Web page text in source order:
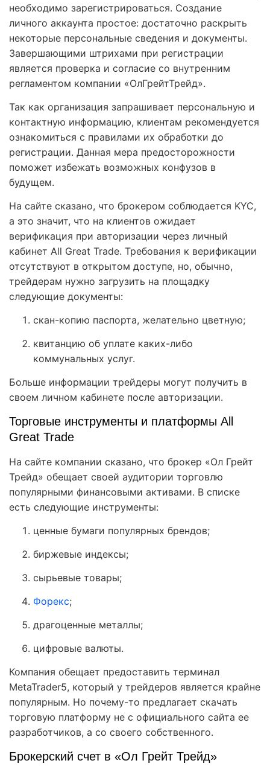
необходимо зарегистрироваться. Создание
личного аккаунта простое: достаточно раскрыть
некоторые персональные сведения и документы.
Завершающими штрихами при регистрации
является проверка и согласие со внутренним
регламентом компании «ОлГрейтТрейд».
Так как организация запрашивает персональную и
контактную информацию, клиентам рекомендуется
ознакомиться с правилами их обработки до
регистрации. Данная мера предосторожности
поможет избежать возможных конфузов в
будущем.
На сайте сказано, что брокером соблюдается KYC,
а это значит, что на клиентов ожидает
верификация при авторизации через личный
кабинет All Great Trade. Требования к верификации
отсутствуют в открытом доступе, но, обычно,
трейдерам нужно загрузить на площадку
следующие документы:
скан-копию паспорта, желательно цветную;
квитанцию об уплате каких-либо
коммунальных услуг.
Больше информации трейдеры могут получить в
своем личном кабинете после авторизации.
Торговые инструменты и платформы All
Great Trade
На сайте компании сказано, что брокер «Ол Грейт
Трейд» обещает своей аудитории торговлю
популярными финансовыми активами. В списке
есть следующие инструменты:
ценные бумаги популярных брендов;
биржевые индексы;
сырьевые товары;
Форекс;
драгоценные металлы;
цифровые валюты.
Компания обещает предоставить терминал
MetaTrader5, который у трейдеров является крайне
популярным. Но почему-то предлагает скачать
торговую платформу не с официального сайта ее
разработчиков, а со своего собственного.
Брокерский счет в «Ол Грейт Трейд»